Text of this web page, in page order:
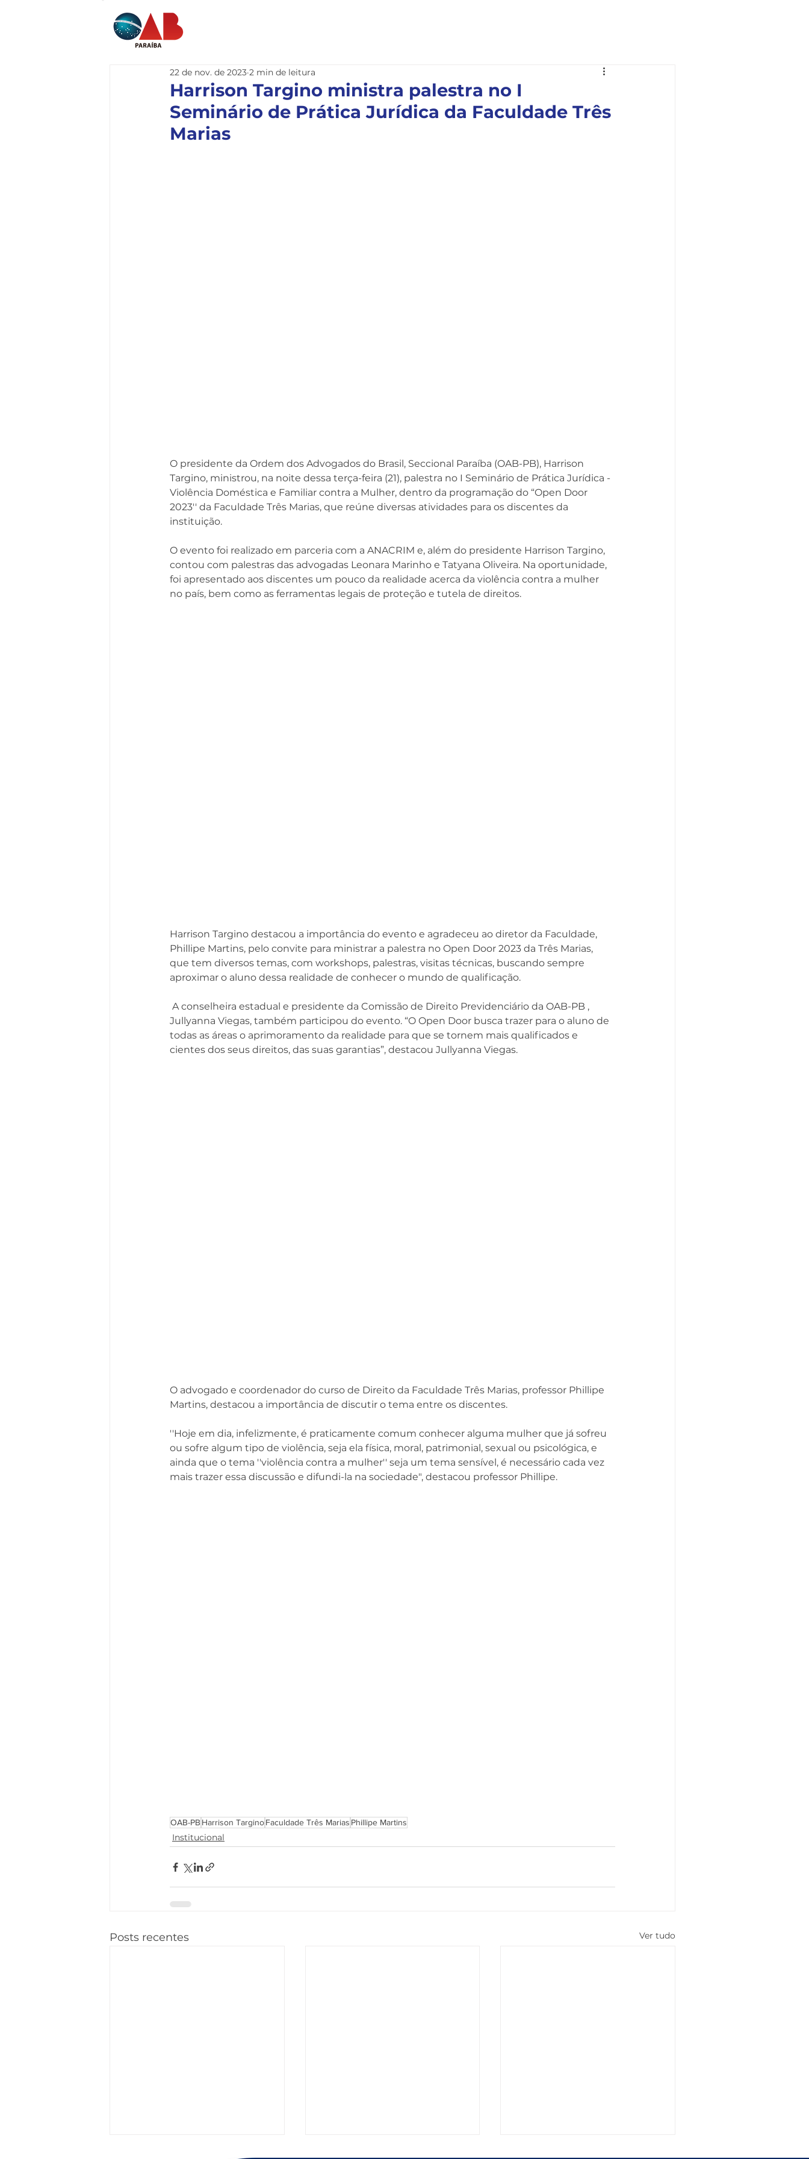
Harrison Targino ministra palestra no I
Seminário de Prática Jurídica da Faculdade Três
Marias
22 de nov. de 2023 2 min de leitura
O presidente da Ordem dos Advogados do Brasil, Seccional Paraíba (OAB-PB), Harrison
Targino, ministrou, na noite dessa terça-feira (21), palestra no I Seminário de Prática Jurídica -
Violência Doméstica e Familiar contra a Mulher, dentro da programação do “Open Door
2023'' da Faculdade Três Marias, que reúne diversas atividades para os discentes da
instituição.
O evento foi realizado em parceria com a ANACRIM e, além do presidente Harrison Targino,
contou com palestras das advogadas Leonara Marinho e Tatyana Oliveira. Na oportunidade,
foi apresentado aos discentes um pouco da realidade acerca da violência contra a mulher
no país, bem como as ferramentas legais de proteção e tutela de direitos.
Harrison Targino destacou a importância do evento e agradeceu ao diretor da Faculdade,
Phillipe Martins, pelo convite para ministrar a palestra no Open Door 2023 da Três Marias,
que tem diversos temas, com workshops, palestras, visitas técnicas, buscando sempre
aproximar o aluno dessa realidade de conhecer o mundo de qualificação.
Jullyanna Viegas, também participou do evento. “O Open Door busca trazer para o aluno de
todas as áreas o aprimoramento da realidade para que se tornem mais qualificados e
cientes dos seus direitos, das suas garantias”, destacou Jullyanna Viegas.
O advogado e coordenador do curso de Direito da Faculdade Três Marias, professor Phillipe
Martins, destacou a importância de discutir o tema entre os discentes.
''Hoje em dia, infelizmente, é praticamente comum conhecer alguma mulher que já sofreu
ou sofre algum tipo de violência, seja ela física, moral, patrimonial, sexual ou psicológica, e
ainda que o tema ''violência contra a mulher'' seja um tema sensível, é necessário cada vez
mais trazer essa discussão e difundi-la na sociedade", destacou professor Phillipe.
OAB-PB Harrison TarginoFaculdade Três Marias Phillipe Martins
Institucional
Posts recentes Ver tudo